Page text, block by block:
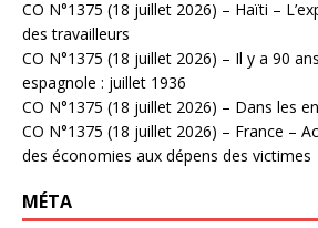
CO N°1375 (18 juillet 2026) – Haïti –
des travailleurs
CO N°1375 (18 juillet 2026) – Il y a 90
espagnole : juillet 1936
CO N°1375 (18 juillet 2026) – Dans les
CO N°1375 (18 juillet 2026) – France –
des économies aux dépens des victimes
MÉTA